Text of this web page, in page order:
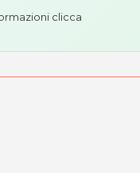
clicca